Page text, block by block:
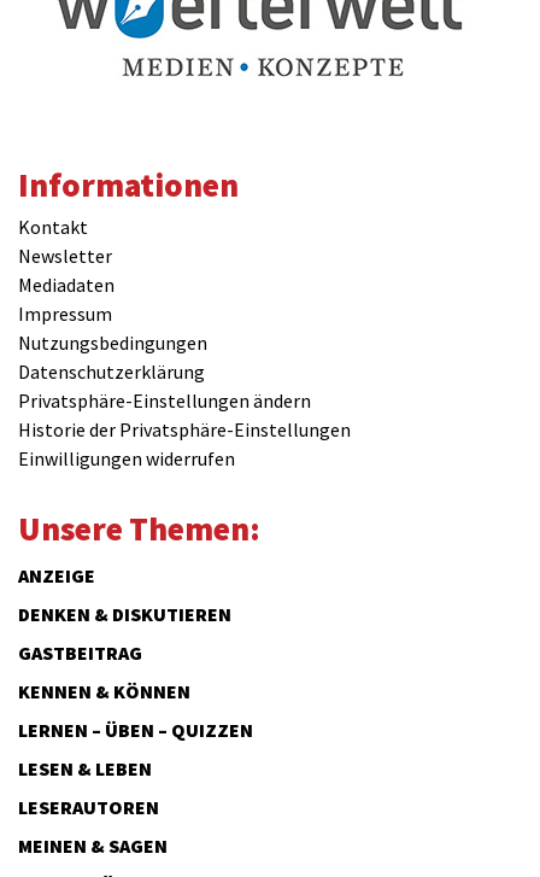
Informationen
Kontakt
Newsletter
Mediadaten
Impressum
Nutzungsbedingungen
Datenschutzerklärung
Privatsphäre-Einstellungen ändern
Historie der Privatsphäre-Einstellungen
Einwilligungen widerrufen
Unsere Themen:
ANZEIGE
DENKEN & DISKUTIEREN
GASTBEITRAG
KENNEN & KÖNNEN
LERNEN – ÜBEN – QUIZZEN
LESEN & LEBEN
LESERAUTOREN
MEINEN & SAGEN